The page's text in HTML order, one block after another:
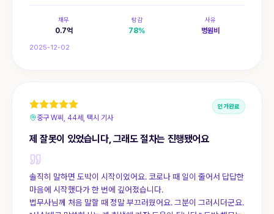
채무
0.7억
탕감
78%
사유
병원비
2025-12-02
중구 W씨, 44세, 택시 기사
인가완료
제 잘못이 있었습니다, 그래도 절차는 진행됐어요
솔직히 말하면 도박이 시작이었어요. 코로나 때 일이 줄어서 답답한
마음에 시작했다가 한 번에 깊어졌습니다.
법무사님께 처음 말할 때 정말 부끄러웠어요. 그분이 그러시더군요.